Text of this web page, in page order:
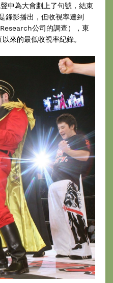
中為大會劃上了句號，結束
錄影播出，但收視率達到
公司的調查），東
來的最低收視率紀錄。